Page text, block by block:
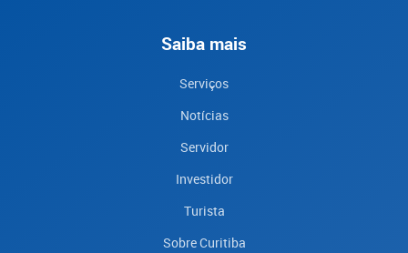
Saiba mais
Serviços
Notícias
Servidor
Investidor
Turista
Sobre Curitiba